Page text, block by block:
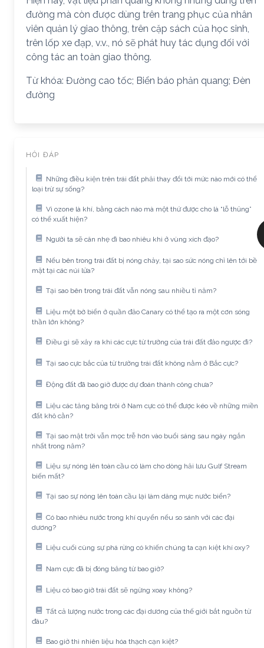
đường mà còn được dùng trên trang phục của nhân
viên quản lý giao thông, trên cặp sách của học sinh,
trên lốp xe đạp, v.v., nó sẽ phát huy tác dụng đối với
công tác an toàn giao thông.
Từ khóa: Đường cao tốc; Biển báo phản quang; Đèn
đường
HỎI ĐÁP
Những điều kiện trên trái đất phải thay đổi tới mức nào mới có thể
loại trừ sự sống?
Vì ozone là khí, bằng cách nào mà một thứ được cho là “lỗ thủng”
có thể xuất hiện?
Người ta sẽ cân nhẹ đi bao nhiêu khi ở vùng xích đạo?
Nếu bên trong trái đất bị nóng chảy, tại sao sức nóng chỉ lên tới bề
mặt tại các núi lửa?
Tại sao bên trong trái đất vẫn nóng sau nhiều tỉ năm?
Liệu một bờ biển ở quần đảo Canary có thể tạo ra một cơn sóng
thần lớn không?
Điều gì sẽ xảy ra khi các cực từ trường của trái đất đảo ngược đi?
Tại sao cực bắc của từ trường trái đất không nằm ở Bắc cực?
Động đất đã bao giờ được dự đoán thành công chưa?
Liệu các tảng băng trôi ở Nam cực có thể được kéo về những miền
đất khô cằn?
Tại sao mặt trời vẫn mọc trễ hơn vào buổi sáng sau ngày ngắn
nhất trong năm?
Liệu sự nóng lên toàn cầu có làm cho dòng hải lưu Gulf Stream
biến mất?
Tại sao sự nóng lên toàn cầu lại làm dâng mực nước biển?
Có bao nhiêu nước trong khí quyển nếu so sánh với các đại
dương?
Liệu cuối cùng sự phá rừng có khiến chúng ta cạn kiệt khí oxy?
Nam cực đã bị đóng băng từ bao giờ?
Liệu có bao giờ trái đất sẽ ngừng xoay không?
Tất cả lượng nước trong các đại dương của thế giới bắt nguồn từ
đâu?
Bao giờ thì nhiên liệu hóa thạch cạn kiệt?